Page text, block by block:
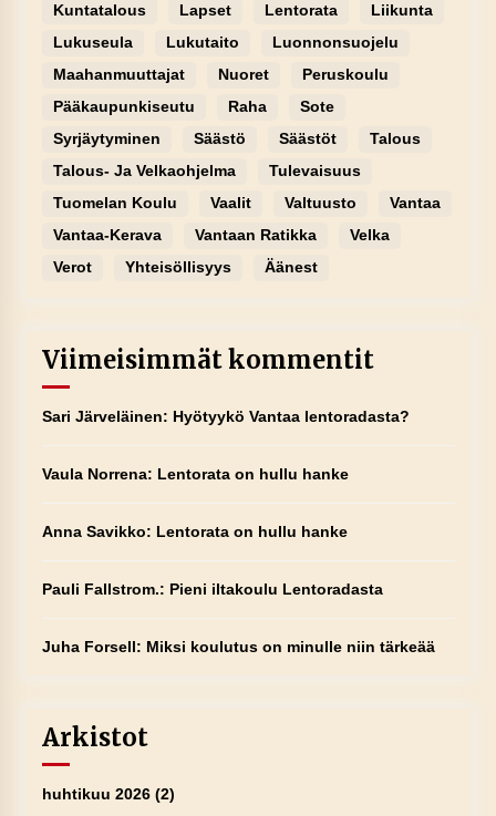
Kuntatalous
Lapset Lentorata
Liikunta
Lukuseula
Lukutaito
Luonnonsuojelu
Maahanmuuttajat
Nuoret
Peruskoulu
Pääkaupunkiseutu
Raha
Sote
Syrjäytyminen
Säästö Säästöt
Talous
Talous- Ja Velkaohjelma
Tulevaisuus
Tuomelan Koulu
Vaalit Valtuusto
Vantaa
Vantaa-Kerava
Vantaan Ratikka
Velka
Verot
Yhteisöllisyys Äänest
Viimeisimmät kommentit
Sari Järveläinen: Hyötyykö Vantaa lentoradasta?
Vaula Norrena: Lentorata on hullu hanke
Anna Savikko: Lentorata on hullu hanke
Pauli Fallstrom.: Pieni iltakoulu Lentoradasta
Juha Forsell: Miksi koulutus on minulle niin tärkeää
Arkistot
huhtikuu 2026(2)